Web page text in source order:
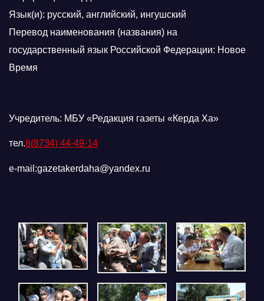
Язык(и): русский, английский, ингушский
Перевод наименования (названия) на
государственный язык Российской Федерации: Новое
Время
Учредитель: МБУ «Редакция газеты «Керда Ха»
тел.8(8734) 44-49-14
e-mail:gazetakerdaha@yandex.ru